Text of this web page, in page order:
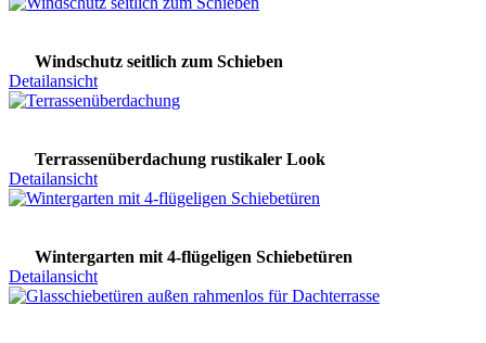
Windschutz seitlich zum Schieben
Detailansicht
Terrassenüberdachung rustikaler Look
Detailansicht
Wintergarten mit 4-flügeligen Schiebetüren
Detailansicht